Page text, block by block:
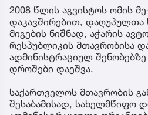
2008 წლის აგვისტოს ომის
დაკავშირებით, დაღუპულთა
მიგების ნიშნად, აჭარის
რესპუბლიკის მთავრობისა
ადმინისტრაციულ
დროშები დაეშვა.
საქართველოს მთავრობის
შესაბამისად, სახელმწიფო